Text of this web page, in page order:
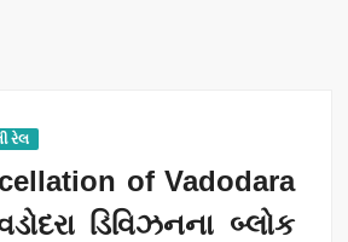
રેલ
of Vadodara
ડિવિઝનના બ્લોક